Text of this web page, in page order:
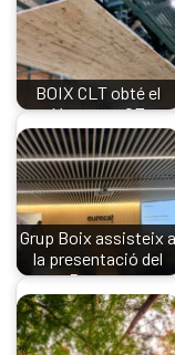
BOIX CLT obté el
Marcatge CE
Grup Boix assisteix a
la presentació del
Pacte…